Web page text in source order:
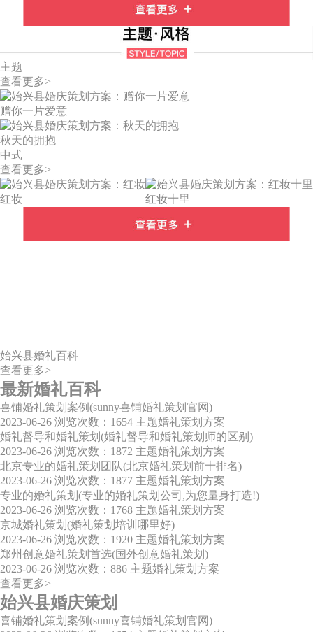
主题
查看更多>
赠你一片爱意
秋天的拥抱
中式
查看更多>
红妆 红妆十里
始兴县婚礼百科
查看更多>
最新婚礼百科
喜铺婚礼策划案例(sunny喜铺婚礼策划官网)
2023-06-26 浏览次数：1654 主题婚礼策划方案
婚礼督导和婚礼策划(婚礼督导和婚礼策划师的区别)
2023-06-26 浏览次数：1872 主题婚礼策划方案
北京专业的婚礼策划团队(北京婚礼策划前十排名)
2023-06-26 浏览次数：1877 主题婚礼策划方案
专业的婚礼策划(专业的婚礼策划公司,为您量身打造!)
2023-06-26 浏览次数：1768 主题婚礼策划方案
京城婚礼策划(婚礼策划培训哪里好)
2023-06-26 浏览次数：1920 主题婚礼策划方案
郑州创意婚礼策划首选(国外创意婚礼策划)
2023-06-26 浏览次数：886 主题婚礼策划方案
查看更多>
始兴县婚庆策划
喜铺婚礼策划案例(sunny喜铺婚礼策划官网)